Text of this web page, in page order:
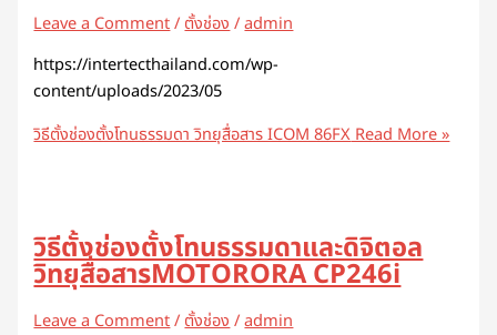
Leave a Comment/ตั้งช่อง/admin
https://intertecthailand.com/wp-
content/uploads/2023/05
วิธีตั้งช่องตั้งโทนธรรมดา วิทยุสื่อสาร ICOM 86FXRead More »
วิธีตั้งช่องตั้งโทนธรรมดาและดิจิตอล
วิทยุสื่อสารMOTORORA CP246i
Leave a Comment/ตั้งช่อง/admin